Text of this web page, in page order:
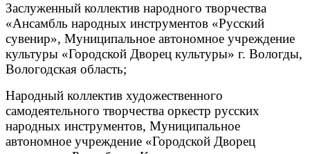
Заслуженный коллектив народного творчества
«Ансамбль народных инструментов «Русский
сувенир», Муниципальное автономное учреждение
культуры «Городской Дворец культуры» г. Вологды,
Вологодская область;
Народный коллектив художественного
самодеятельного творчества оркестр русских
народных инструментов, Муниципальное
автономное учреждение «Городской Дворец